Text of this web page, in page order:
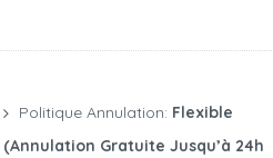
Politique Annulation: Flexible
(annulation Gratuite Jusqu’à 24h